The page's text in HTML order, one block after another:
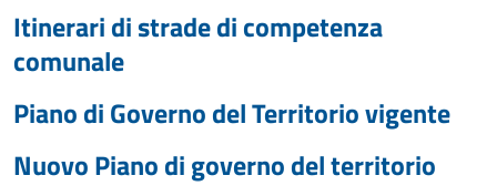
Itinerari di strade di competenza
comunale
Piano di Governo del Territorio vigente
Nuovo Piano di governo del territorio